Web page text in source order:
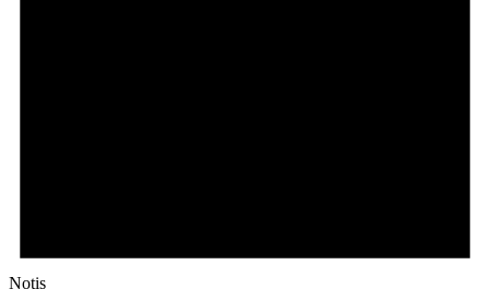
Notis